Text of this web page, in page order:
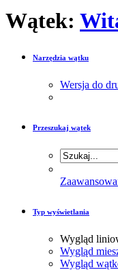
Wątek:
Narzędzia wątku
Wersja do
Przeszukaj wątek
Typ wyświetlania
Wygląd
Wygląd
Wygląd